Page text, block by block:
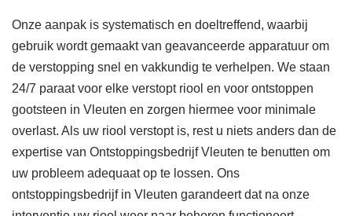
Onze aanpak is systematisch en doeltreffend, waarbij
gebruik wordt gemaakt van geavanceerde apparatuur om
de verstopping snel en vakkundig te verhelpen. We staan
24/7 paraat voor elke verstopt riool en voor ontstoppen
gootsteen in Vleuten en zorgen hiermee voor minimale
overlast. Als uw riool verstopt is, rest u niets anders dan de
expertise van Ontstoppingsbedrijf Vleuten te benutten om
uw probleem adequaat op te lossen. Ons
ontstoppingsbedrijf in Vleuten garandeert dat na onze